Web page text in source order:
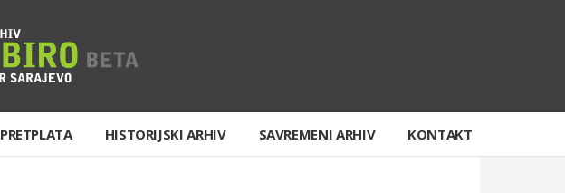
PRETPLATA HISTORIJSKI ARHIV SAVREMENI ARHIV KONTAKT